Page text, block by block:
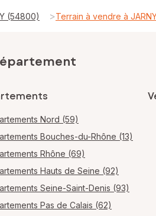
(54800) >Terrain à vendre à
Nord (59)
Bouches-du-Rhône (13)
Rhône (69)
Hauts de Seine (92)
Seine-Saint-Denis (93)
Pas de Calais (62)